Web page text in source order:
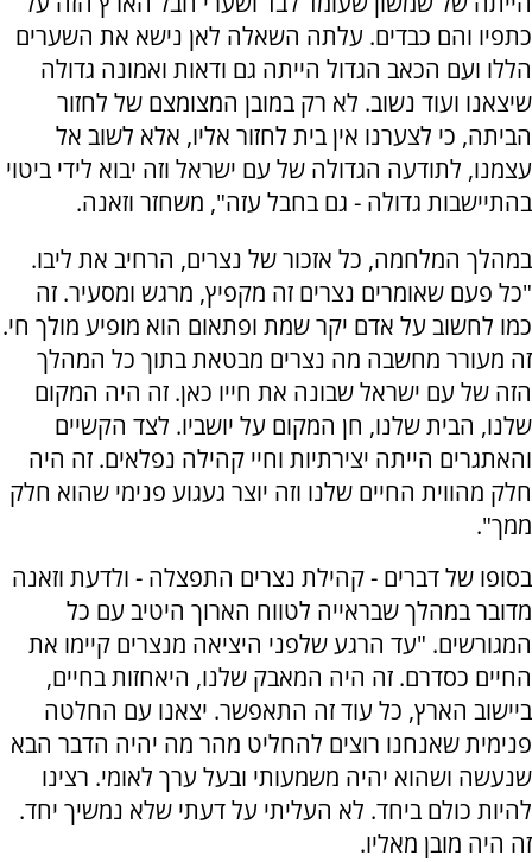
כתפיו והם כבדים. עלתה השאלה לאן נישא את השערים
הללו ועם הכאב הגדול הייתה גם ודאות ואמונה גדולה
שיצאנו ועוד נשוב. לא רק במובן המצומצם של לחזור
הביתה, כי לצערנו אין בית לחזור אליו, אלא לשוב אל
עצמנו, לתודעה הגדולה של עם ישראל וזה יבוא לידי ביטוי
בהתיישבות גדולה - גם בחבל עזה", משחזר וזאנה.
במהלך המלחמה, כל אזכור של נצרים, הרחיב את ליבו.
"כל פעם שאומרים נצרים זה מקפיץ, מרגש ומסעיר. זה
כמו לחשוב על אדם יקר שמת ופתאום הוא מופיע מולך חי.
זה מעורר מחשבה מה נצרים מבטאת בתוך כל המהלך
הזה של עם ישראל שבונה את חייו כאן. זה היה המקום
שלנו, הבית שלנו, חן המקום על יושביו. לצד הקשיים
והאתגרים הייתה יצירתיות וחיי קהילה נפלאים. זה היה
חלק מהווית החיים שלנו וזה יוצר געגוע פנימי שהוא חלק
ממך".
בסופו של דברים - קהילת נצרים התפצלה - ולדעת וזאנה
מדובר במהלך שבראייה לטווח הארוך היטיב עם כל
המגורשים. "עד הרגע שלפני היציאה מנצרים קיימו את
החיים כסדרם. זה היה המאבק שלנו, היאחזות בחיים,
ביישוב הארץ, כל עוד זה התאפשר. יצאנו עם החלטה
פנימית שאנחנו רוצים להחליט מהר מה יהיה הדבר הבא
שנעשה ושהוא יהיה משמעותי ובעל ערך לאומי. רצינו
להיות כולם ביחד. לא העליתי על דעתי שלא נמשיך יחד.
זה היה מובן מאליו.